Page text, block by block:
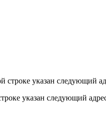
строке указан следующий
указан следующий